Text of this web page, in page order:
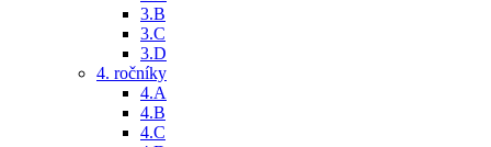
3.B
3.C
3.D
4. ročníky
4.A
4.B
4.C